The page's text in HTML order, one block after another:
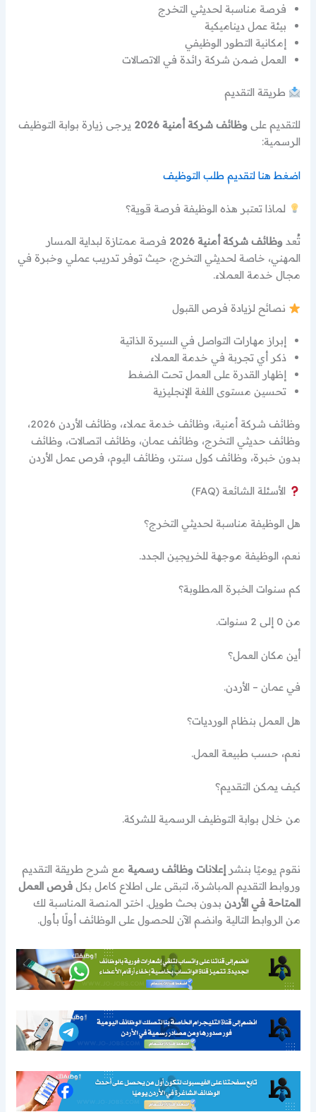
فرصة مناسبة لحديثي التخرج
بيئة عمل ديناميكية
إمكانية التطور الوظيفي
العمل ضمن شركة رائدة في الاتصالات
طريقة التقديم
للتقديم علىوظائف شركة أمنية 2026
يرجى زيارة بوابة التوظيف
الرسمية:
اضغط هنا لتقديم طلب التوظيف
لماذا تعتبر هذه الوظيفة فرصة قوية؟
تُعدوظائف شركة أمنية 2026
فرصة ممتازة لبداية المسار
المهني، خاصة لحديثي التخرج، حيث توفر تدريب عملي وخبرة في
مجال خدمة العملاء.
نصائح لزيادة فرص القبول
إبراز مهارات التواصل في السيرة الذاتية
ذكر أي تجربة في خدمة العملاء
إظهار القدرة على العمل تحت الضغط
تحسين مستوى اللغة الإنجليزية
وظائف شركة أمنية، وظائف خدمة عملاء، وظائف الأردن 2026،
وظائف حديثي التخرج، وظائف عمان، وظائف اتصالات، وظائف
بدون خبرة، وظائف كول سنتر، وظائف اليوم، فرص عمل الأردن
الأسئلة الشائعة (FAQ)
هل الوظيفة مناسبة لحديثي التخرج؟
نعم، الوظيفة موجهة للخريجين الجدد.
كم سنوات الخبرة المطلوبة؟
من 0 إلى 2 سنوات.
أين مكان العمل؟
في عمان – الأردن.
هل العمل بنظام الورديات؟
نعم، حسب طبيعة العمل.
كيف يمكن التقديم؟
من خلال بوابة التوظيف الرسمية للشركة.
نقوم يوميًا بنشرإعلانات وظائف رسمية مع شرح طريقة التقديم
وروابط التقديم المباشرة، لتبقى على اطلاع كامل بكلفرص العمل
المتاحة في الأردن بدون بحث طويل. اختر المنصة المناسبة لك
من الروابط التالية وانضم الآن للحصول على الوظائف أولًا بأول.